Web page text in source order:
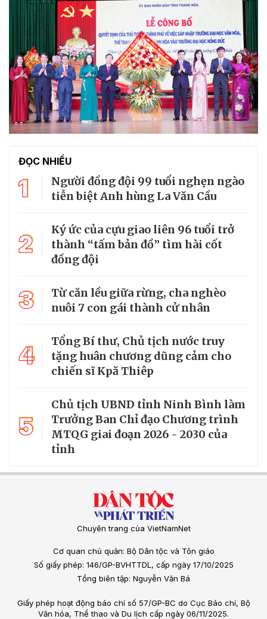
ĐỌC NHIỀU
1
Người đồng đội 99 tuổi nghẹn ngào
tiễn biệt Anh hùng La Văn Cầu
2
Ký ức của cựu giao liên 96 tuổi trở
thành “tấm bản đồ” tìm hài cốt
đồng đội
3
Từ căn lều giữa rừng, cha nghèo
nuôi 7 con gái thành cử nhân
4
Tổng Bí thư, Chủ tịch nước truy
tặng huân chương dũng cảm cho
chiến sĩ Kpă Thiêp
5
Chủ tịch UBND tỉnh Ninh Bình làm
Trưởng Ban Chỉ đạo Chương trình
MTQG giai đoạn 2026 - 2030 của
tỉnh
Chuyên trang của VietNamNet
Cơ quan chủ quản: Bộ Dân tộc và Tôn giáo
Số giấy phép: 146/GP-BVHTTDL, cấp ngày 17/10/2025
Tổng biên tập: Nguyễn Văn Bá
Giấy phép hoạt động báo chí số 57/GP-BC do Cục Báo chí, Bộ
Văn hóa, Thể thao và Du lịch cấp ngày 06/11/2025.